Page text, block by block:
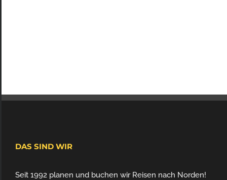
DAS SIND WIR
Seit 1992 planen und buchen wir Reisen nach Norden!